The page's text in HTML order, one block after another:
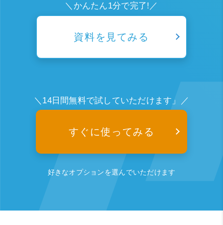
＼かんたん1分で完了!／
資料を見てみる
＼14日間無料で試していただけます」／
すぐに使ってみる
好きなオプションを選んでいただけます